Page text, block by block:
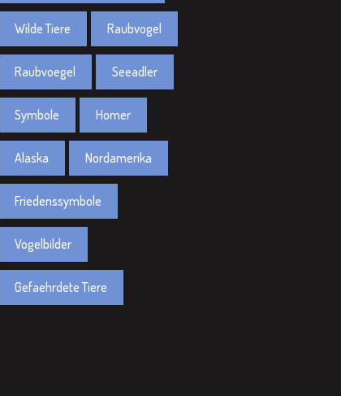
Wilde Tiere Raubvogel
Raubvoegel Seeadler
Symbole Homer
Alaska Nordamerika
Friedenssymbole
Vogelbilder
Gefaehrdete Tiere